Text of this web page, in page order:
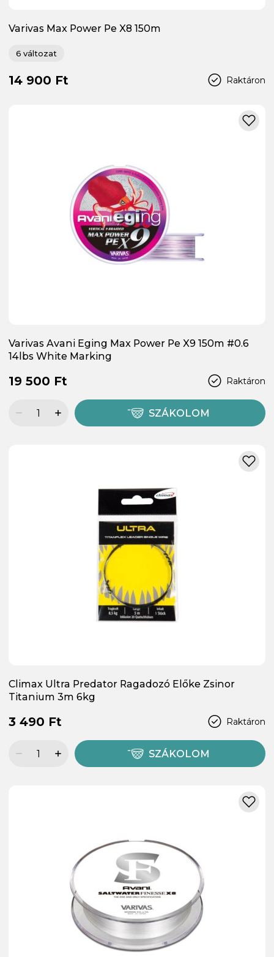
Varivas Max Power Pe X8 150m
6 változat
Raktáron
14 900 Ft
Varivas Avani Eging Max Power Pe X9 150m #0.6
14lbs White Marking
Raktáron
19 500 Ft
SZÁKOLOM
Climax Ultra Predator Ragadozó Előke Zsinor
Titanium 3m 6kg
Raktáron
3 490 Ft
SZÁKOLOM